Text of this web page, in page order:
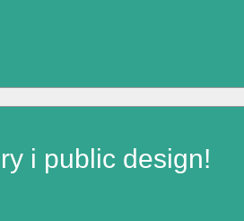
i public design!